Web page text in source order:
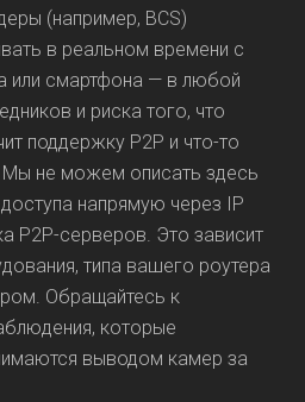
(например, BCS)
в реальном времени с
или смартфона — в любой
и риска того, что
поддержку P2P и что-то
Мы не можем описать здесь
напрямую через IP
P2P-серверов. Это зависит
типа вашего роутера
Обращайтесь к
которые
выводом камер за